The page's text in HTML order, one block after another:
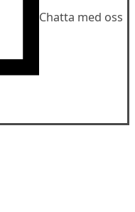
Chatta med oss